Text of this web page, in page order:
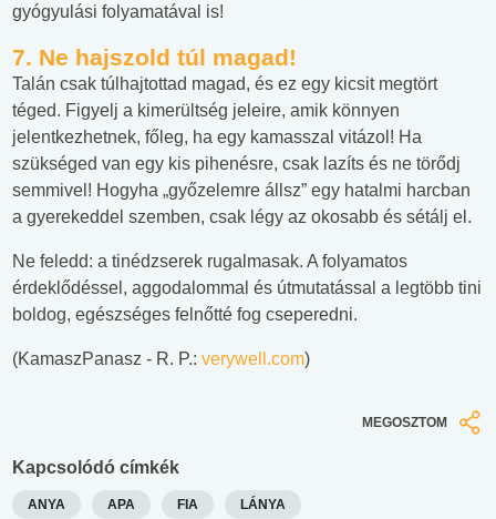
gyógyulási folyamatával is!
7. Ne hajszold túl magad!
Talán csak túlhajtottad magad, és ez egy kicsit megtört
téged. Figyelj a kimerültség jeleire, amik könnyen
jelentkezhetnek, főleg, ha egy kamasszal vitázol! Ha
szükséged van egy kis pihenésre, csak lazíts és ne törődj
semmivel! Hogyha „győzelemre állsz” egy hatalmi harcban
a gyerekeddel szemben, csak légy az okosabb és sétálj el.
Ne feledd: a tinédzserek rugalmasak. A folyamatos
érdeklődéssel, aggodalommal és útmutatással a legtöbb tini
boldog, egészséges felnőtté fog cseperedni.
(KamaszPanasz - R. P.: verywell.com)
MEGOSZTOM
Kapcsolódó címkék
ANYA APA FIA LÁNYA